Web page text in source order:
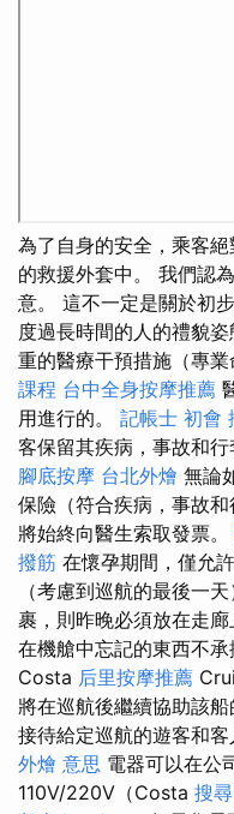
為了自身的安全，乘客
的救援外套中。 我們認
意。 這不一定是關於初
度過長時間的人的禮貌
重的醫療干預措施（專業
課程 台中全身按摩推薦
用進行的。 記帳士 初會
客保留其疾病，事故和
腳底按摩 台北外燴 無論
保險（符合疾病，事故
將始終向醫生索取發票。
撥筋 在懷孕期間，僅允
（考慮到巡航的最後一
裹，則昨晚必須放在走廊
在機艙中忘記的東西不承
Costa 后里按摩推薦
將在巡航後繼續協助該船
接待給定巡航的遊客和客
外燴 意思 電器可以在公
110V/220V（Costa 搜